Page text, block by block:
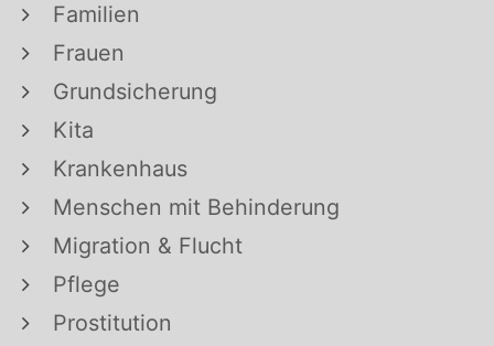
Familien
Frauen
Grundsicherung
Kita
Krankenhaus
Menschen mit Behinderung
Migration & Flucht
Pflege
Prostitution